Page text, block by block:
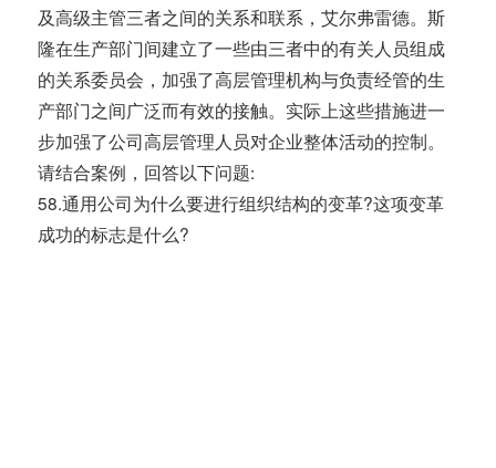
及高级主管三者之间的关系和联系，艾尔弗雷德。斯
隆在生产部门间建立了一些由三者中的有关人员组成
的关系委员会，加强了高层管理机构与负责经管的生
产部门之间广泛而有效的接触。实际上这些措施进一
步加强了公司高层管理人员对企业整体活动的控制。
请结合案例，回答以下问题:
58.通用公司为什么要进行组织结构的变革?这项变革
成功的标志是什么?